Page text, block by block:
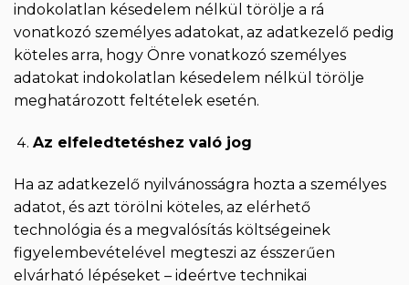
indokolatlan késedelem nélkül törölje a rá
vonatkozó személyes adatokat, az adatkezelő pedig
köteles arra, hogy Önre vonatkozó személyes
adatokat indokolatlan késedelem nélkül törölje
meghatározott feltételek esetén.
Az elfeledtetéshez való jog
Ha az adatkezelő nyilvánosságra hozta a személyes
adatot, és azt törölni köteles, az elérhető
technológia és a megvalósítás költségeinek
figyelembevételével megteszi az ésszerűen
elvárható lépéseket – ideértve technikai